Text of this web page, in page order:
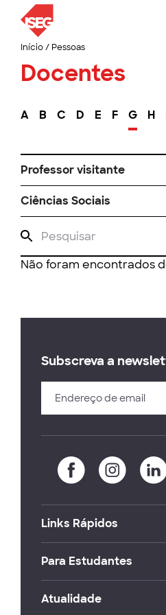
Início/ Pessoas
Docentes
A B C D E F G H
Professor visitante
Ciências Sociais
Não foram encontrados
Subscreva a
Links Rápidos
Para Estudantes
Atualidade